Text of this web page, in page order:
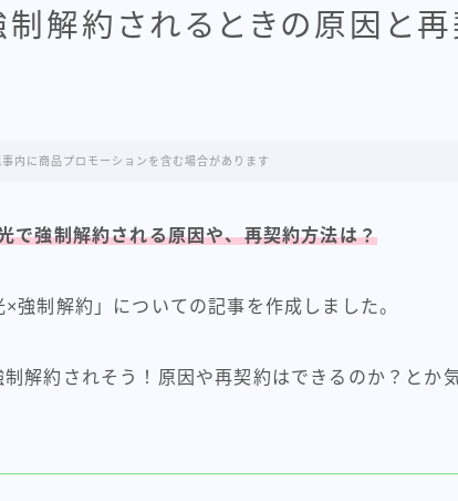
制解約されるときの原因と
事内に商品プロモーションを含む場合があります
で強制解約される原因や、再契約方法は？
強制解約」についての記事を作成しました。
解約されそう！原因や再契約はできるのか？とか